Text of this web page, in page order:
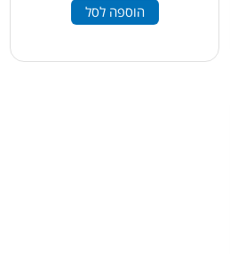
הוספה לסל